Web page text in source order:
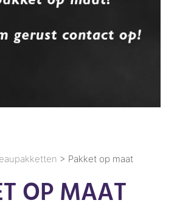
> Pakket op maat
OP MAAT